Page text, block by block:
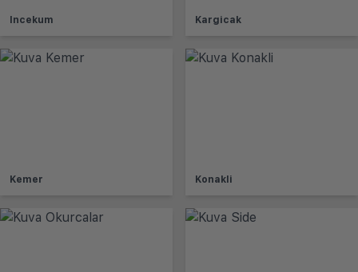
Incekum Kargicak
Kemer Konakli